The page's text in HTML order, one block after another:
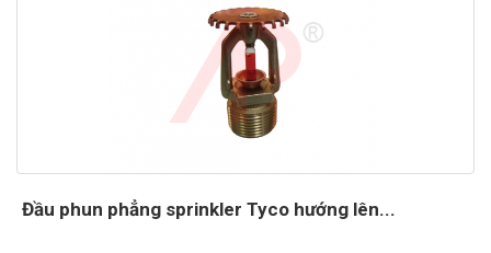
Đầu phun phẳng sprinkler Tyco hướng lên...